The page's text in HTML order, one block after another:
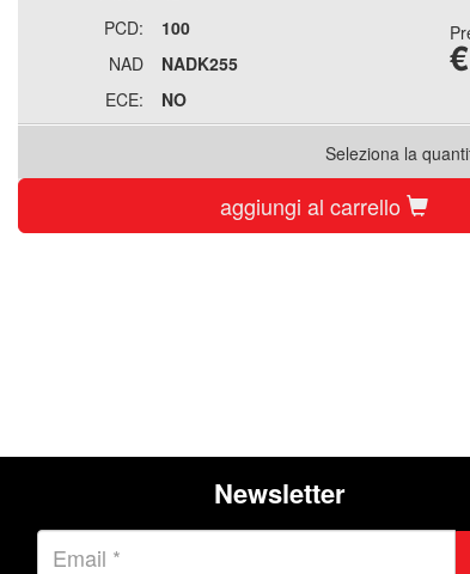
PCD:
100
NAD
NADK255
ECE:
NO
€
Seleziona la
aggiungi al carrello
Newsletter